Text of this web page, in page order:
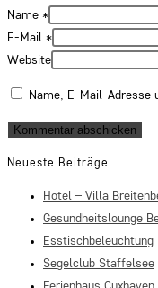
Name *
E-Mail *
Website
Name, E-Mail-Adresse
Neueste Beiträge
Hotel – Villa
Gesundheitslounge
Esstischbeleuchtung
Segelclub Staffelsee